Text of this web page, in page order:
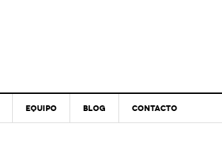
EQUIPO BLOG CONTACTO